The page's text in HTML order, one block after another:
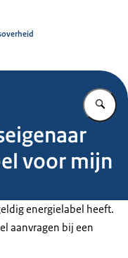
voor mijn
energielabel heeft.
aanvragen bij een